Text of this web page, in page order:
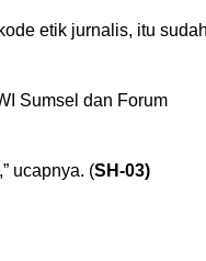
etik jurnalis, itu
Sumsel dan Forum
ucapnya. (SH-03)